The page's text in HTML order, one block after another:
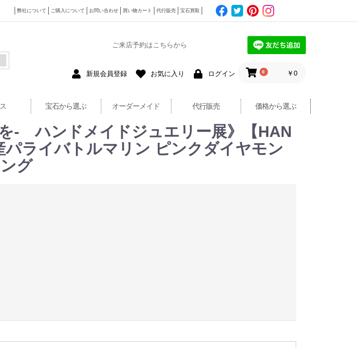
弊社について ご購入について お問い合わせ 買い物カート 代行販売 宝石買取
ご来店予約はこちらから
新規会員登録 お気に入り ログイン 0 ￥0
宝石から選ぶ オーダーメイド 代行販売 価格から選ぶ
- ハンドメイドジュエリー展》【HAN
ライバトルマリン ピンクダイヤモン
グ